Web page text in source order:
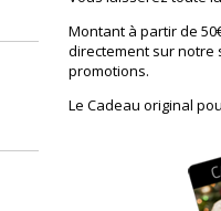
Montant à partir de
directement sur notre
promotions.
Le Cadeau original